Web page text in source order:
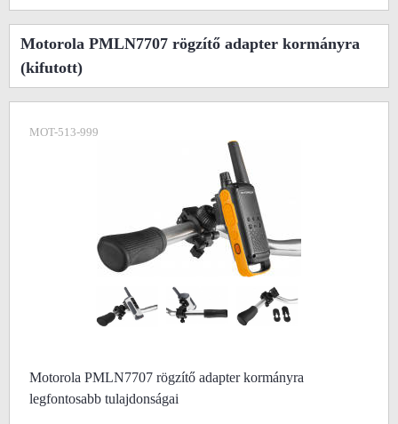
Motorola PMLN7707 rögzítő adapter kormányra
(kifutott)
MOT-513-999
Motorola PMLN7707 rögzítő adapter kormányra
legfontosabb tulajdonságai